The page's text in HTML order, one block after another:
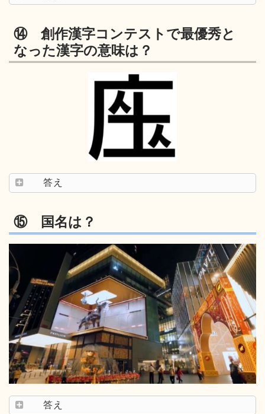
⑭ 創作漢字コンテストで最優秀と
なった漢字の意味は？
答え
⑮ 国名は？
答え